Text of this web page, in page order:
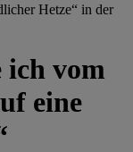
Hetze“ in der
ich vom
eine